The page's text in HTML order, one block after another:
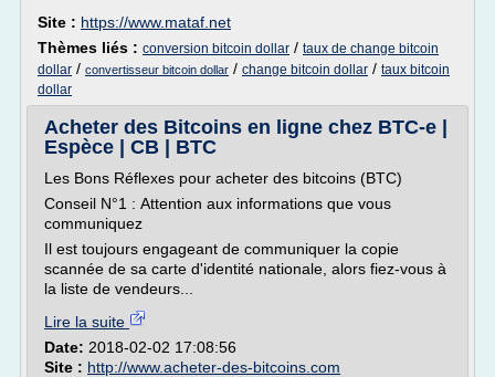
Site : https://www.mataf.net
Thèmes liés : conversion bitcoin dollar / taux de change bitcoin
dollar / convertisseur bitcoin dollar / change bitcoin dollar / taux bitcoin
dollar
Acheter des Bitcoins en ligne chez BTC-e |
Espèce | CB | BTC
Les Bons Réflexes pour acheter des bitcoins (BTC)
Conseil N°1 : Attention aux informations que vous
communiquez
Il est toujours engageant de communiquer la copie
scannée de sa carte d'identité nationale, alors fiez-vous à
la liste de vendeurs...
Lire la suite
Date: 2018-02-02 17:08:56
Site : http://www.acheter-des-bitcoins.com